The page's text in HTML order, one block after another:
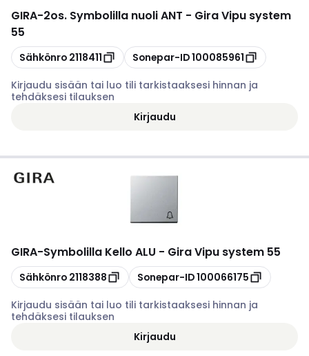
GIRA-2os. Symbolilla nuoli ANT - Gira Vipu system
55
Kopioi
Sähkönro 2118411 Kopioi
Sonepar-ID100085961
Kirjaudu sisään tai luo tili tarkistaaksesi hinnan ja
tehdäksesi tilauksen
Kirjaudu
GIRA-Symbolilla Kello ALU - Gira Vipu system 55
Kopioi
Sähkönro 2118388 Kopioi
Sonepar-ID100066175
Kirjaudu sisään tai luo tili tarkistaaksesi hinnan ja
tehdäksesi tilauksen
Kirjaudu